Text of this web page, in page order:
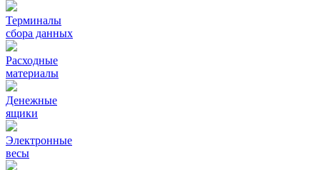
Терминалы
сбора данных
Расходные
материалы
Денежные
ящики
Электронные
весы